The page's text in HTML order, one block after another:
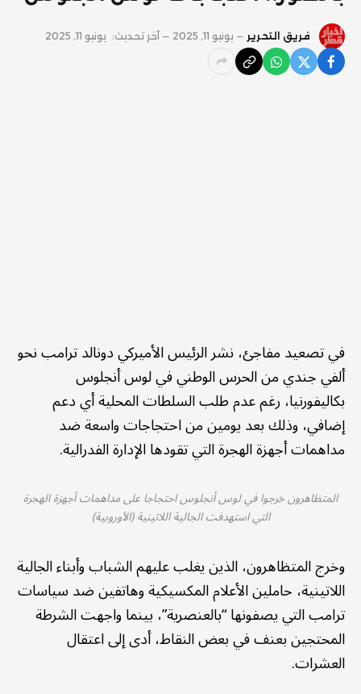
فريق التحرير يونيو 11, 2025 آخر تحديث: يونيو 11, 2025
في تصعيد مفاجئ، نشر الرئيس الأميركي دونالد ترامب نحو
ألفي جندي من الحرس الوطني في لوس أنجلوس
بكاليفورنيا، رغم عدم طلب السلطات المحلية أي دعم
إضافي، وذلك بعد يومين من احتجاجات واسعة ضد
مداهمات أجهزة الهجرة التي تقودها الإدارة الفدرالية.
المتظاهرون خرجوا في لوس أنجلوس احتجاجا على مداهمات أجهزة الهجرة
التي استهدفت الجالية اللاتينية (الأوروبية)
وخرج المتظاهرون، الذين يغلب عليهم الشباب وأبناء الجالية
اللاتينية، حاملين الأعلام المكسيكية وهاتفين ضد سياسات
ترامب التي يصفونها “بالعنصرية”، بينما واجهت الشرطة
المحتجين بعنف في بعض النقاط، أدى إلى اعتقال
العشرات.